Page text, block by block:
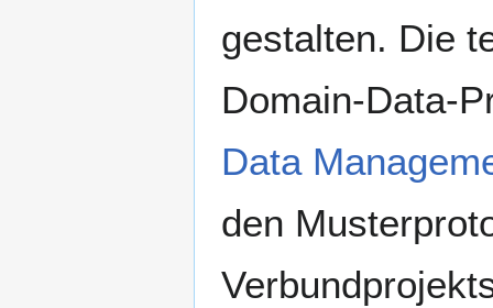
gestalten. Die
Domain-Data-
Data
den